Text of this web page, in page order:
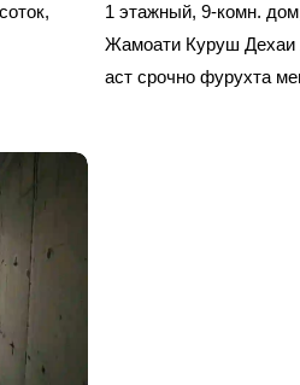
1 этажный, 9-комн.
Жамоати Куруш Дехаи
аст срочно фурухта